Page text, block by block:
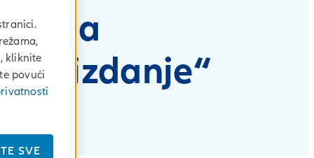
izdanje“
kliknite
povući
SVE